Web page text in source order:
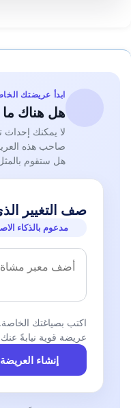
ابدأ عريضتك
هل هناك ما
لا يمكنك إحداث
صاحب هذه
هل ستقوم
صف التغيير
مدعوم بالذكاء
اكتب بصياغتك
عريضة قوية نيابةً
إنشاء العريضة